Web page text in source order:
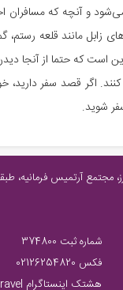
و آنچه که
زابل مانند قلعه
که حتما از آنجا
اگر قصد سفر
شوید.
شماره ثبت 374800
فکس 02126254820
هشتک اینستاگرام alaedintravel#